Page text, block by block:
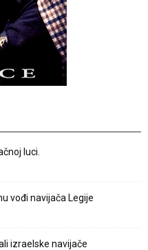
luci.
vođi navijača Legije
izraelske navijače